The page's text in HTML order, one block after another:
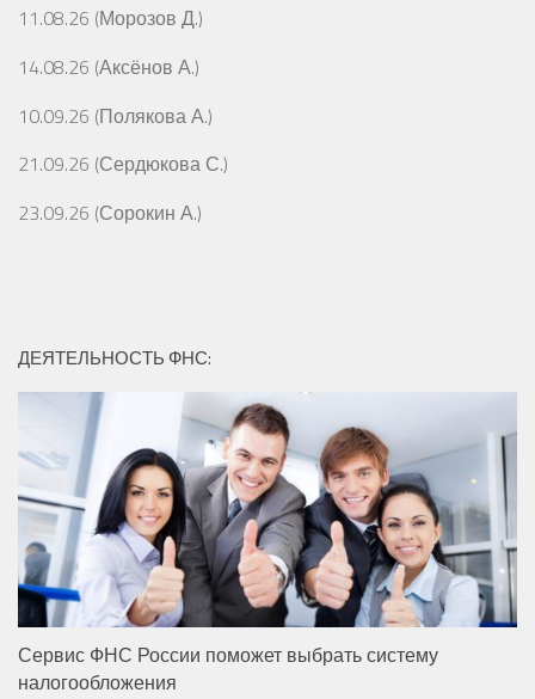
11.08.26 (Морозов Д.)
14.08.26 (Аксёнов А.)
10.09.26 (Полякова А.)
21.09.26 (Сердюкова С.)
23.09.26 (Сорокин А.)
ДЕЯТЕЛЬНОСТЬ ФНС:
Сервис ФНС России поможет выбрать систему
налогообложения